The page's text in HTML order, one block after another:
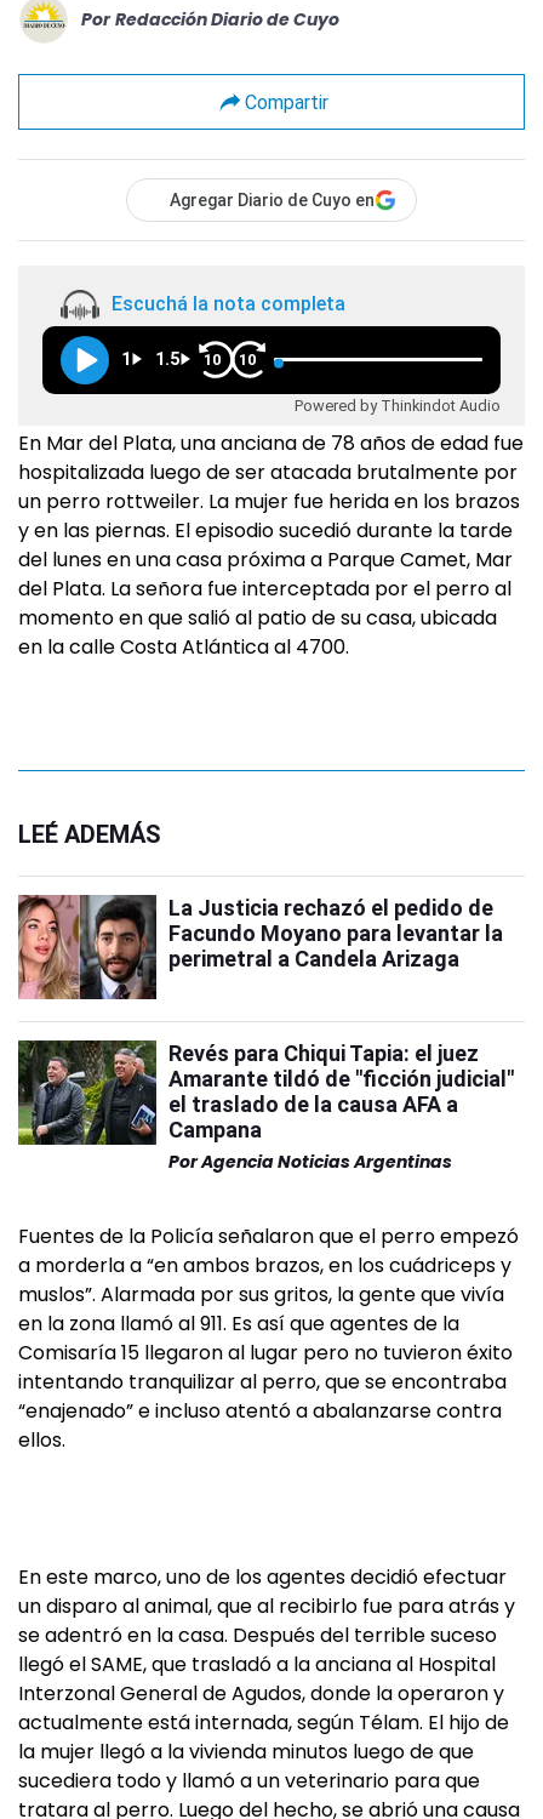
Por Redacción Diario de Cuyo
Compartir
Agregar Diario de Cuyo en
Escuchá la nota completa
1 1.5 10 10
Powered by Thinkindot Audio
En Mar del Plata, una anciana de 78 años de edad fue
hospitalizada luego de ser atacada brutalmente por
un perro rottweiler. La mujer fue herida en los brazos
y en las piernas. El episodio sucedió durante la tarde
del lunes en una casa próxima a Parque Camet, Mar
del Plata. La señora fue interceptada por el perro al
momento en que salió al patio de su casa, ubicada
en la calle Costa Atlántica al 4700.
LEÉ ADEMÁS
La Justicia rechazó el pedido de
Facundo Moyano para levantar la
perimetral a Candela Arizaga
Revés para Chiqui Tapia: el juez
Amarante tildó de "ficción judicial"
el traslado de la causa AFA a
Campana
PorAgencia Noticias Argentinas
Fuentes de la Policía señalaron que el perro empezó
a morderla a “en ambos brazos, en los cuádriceps y
muslos”. Alarmada por sus gritos, la gente que vivía
en la zona llamó al 911. Es así que agentes de la
Comisaría 15 llegaron al lugar pero no tuvieron éxito
intentando tranquilizar al perro, que se encontraba
“enajenado” e incluso atentó a abalanzarse contra
ellos.
En este marco, uno de los agentes decidió efectuar
un disparo al animal, que al recibirlo fue para atrás y
se adentró en la casa. Después del terrible suceso
llegó el SAME, que trasladó a la anciana al Hospital
Interzonal General de Agudos, donde la operaron y
actualmente está internada, según Télam. El hijo de
la mujer llegó a la vivienda minutos luego de que
sucediera todo y llamó a un veterinario para que
tratara al perro. Luego del hecho, se abrió una causa